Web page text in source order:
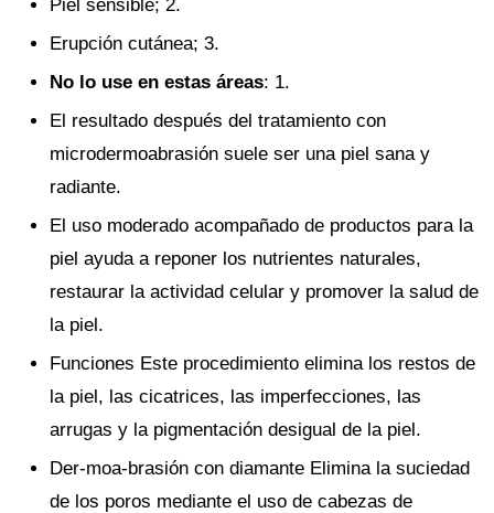
Piel sensible; 2.
Erupción cutánea; 3.
No lo use en estas áreas: 1.
El resultado después del tratamiento con
microdermoabrasión suele ser una piel sana y
radiante.
El uso moderado acompañado de productos para la
piel ayuda a reponer los nutrientes naturales,
restaurar la actividad celular y promover la salud de
la piel.
Funciones Este procedimiento elimina los restos de
la piel, las cicatrices, las imperfecciones, las
arrugas y la pigmentación desigual de la piel.
Der-moa-brasión con diamante Elimina la suciedad
de los poros mediante el uso de cabezas de